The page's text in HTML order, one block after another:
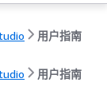
用户指南
用户指南